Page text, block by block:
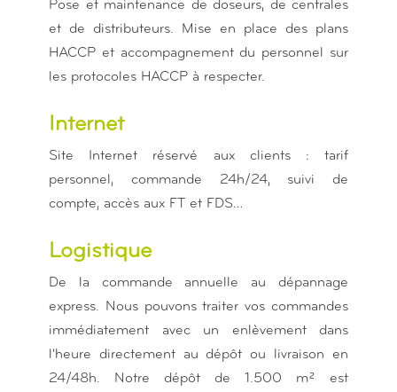
Pose et maintenance de doseurs, de centrales
et de distributeurs. Mise en place des plans
HACCP et accompagnement du personnel sur
les protocoles HACCP à respecter.
Internet
Site Internet réservé aux clients : tarif
personnel, commande 24h/24, suivi de
compte, accès aux FT et FDS…
Logistique
De la commande annuelle au dépannage
express. Nous pouvons traiter vos commandes
immédiatement avec un enlèvement dans
l'heure directement au dépôt ou livraison en
24/48h. Notre dépôt de 1.500 m² est